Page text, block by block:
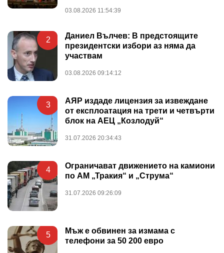
03.08.2026 11:54:39
2
Даниел Вълчев: В предстоящите
президентски избори аз няма да
участвам
03.08.2026 09:14:12
3
АЯР издаде лицензия за извеждане
от експлоатация на трети и четвърти
блок на АЕЦ „Козлодуй“
31.07.2026 20:34:43
4
Ограничават движението на камиони
по АМ „Тракия“ и „Струма“
31.07.2026 09:26:09
5
Мъж е обвинен за измама с
телефони за 50 200 евро